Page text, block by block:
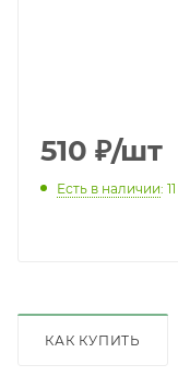
510 ₽/шт
Есть в наличии: 11
КАК КУПИТЬ